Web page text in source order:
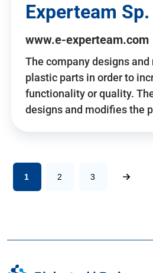
Experteam
www.e-experteam.com
The company designs
plastic parts in order to
functionality or quality.
designs and modifies the
1 2 3